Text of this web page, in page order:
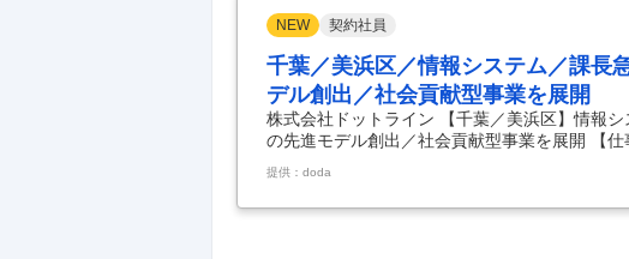
NEW 契約社員
千葉／美浜区／情報システム／課長
デル創出／社会貢献型事業を展開
株式会社ドットライン 【千葉／美浜区】情報
の先進モデル創出／社会貢献型事業を展開 【
課長◇急成長企業◎超少子高齢化の先進モデル
事内容】 訪問医療・放デイ・就労支援など複
る社会インフラ ＝求人のポイント＝ ◇SaaS
プをITから支える環境 ■募集背景： 当グルー
提供：doda